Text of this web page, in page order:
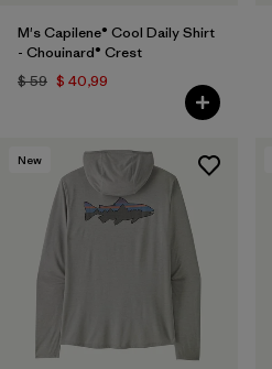
M's Capilene® Cool Daily Shirt
- Chouinard® Crest
$ 59 $ 40,99
New